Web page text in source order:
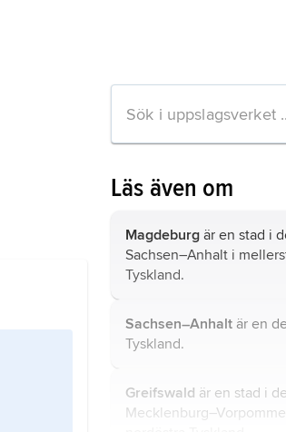
Läs även om
Magdeburg är en stad i
Sachsen–Anhalt i
Tyskland.
Sachsen–Anhalt är en
Tyskland.
Greifswald är en stad i